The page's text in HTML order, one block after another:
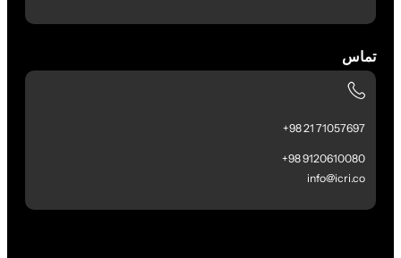
تماس
71057697 21 98+
9120610080 98+
info@icri.co